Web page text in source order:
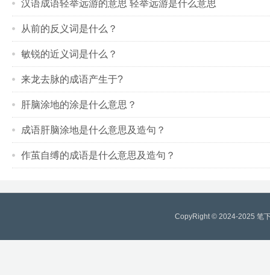
汉语成语轻举远游的意思 轻举远游是什么意思
从前的反义词是什么？
敏锐的近义词是什么？
来龙去脉的成语产生于?
肝脑涂地的涂是什么意思？
成语肝脑涂地是什么意思及造句？
作茧自缚的成语是什么意思及造句？
CopyRight © 2024-2025 笔